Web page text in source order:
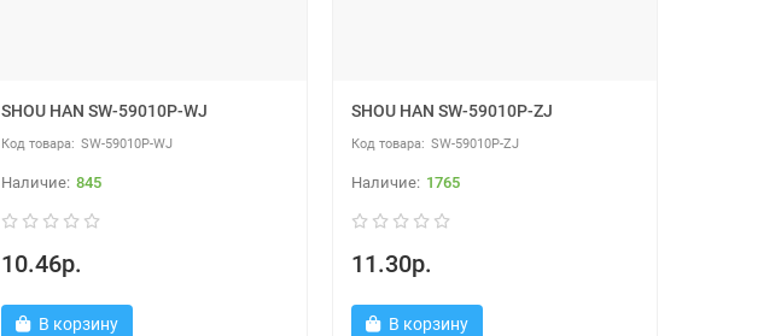
SHOU HAN SW-59010P-WJ
SW-59010P-WJ
845
10.46р.
В корзину
SHOU HAN SW-59010P-ZJ
SW-59010P-ZJ
1765
11.30р.
В корзину